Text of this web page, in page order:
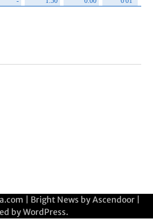
| Bright News byAscendoor
byWordPress.